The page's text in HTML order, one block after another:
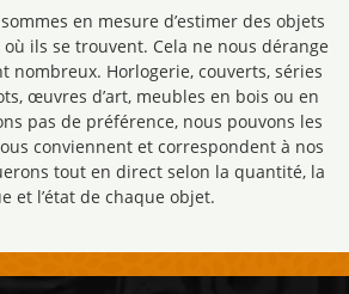
en mesure d’estimer des objets
ils se trouvent. Cela ne nous dérange
nombreux. Horlogerie, couverts, séries
œuvres d’art, meubles en bois ou en
pas de préférence, nous pouvons les
conviennent et correspondent à nos
tout en direct selon la quantité, la
et l’état de chaque objet.